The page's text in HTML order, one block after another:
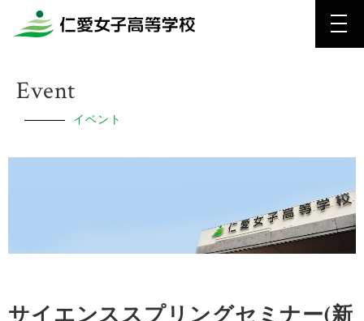
Event
イベント
サイエンススプリングセミナー(新